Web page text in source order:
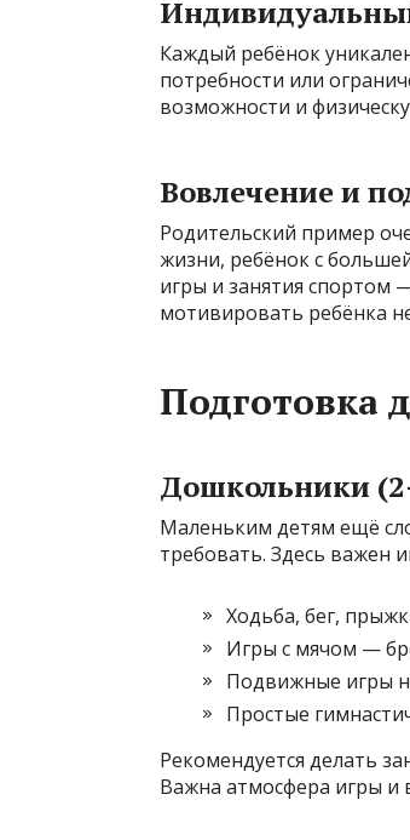
Каждый ребёнок
потребности или
возможности и
Вовлечение и
Родительский пример
жизни, ребёнок с
игры и занятия спортом
мотивировать ребёнка
Подготовка
Дошкольники
Маленьким детям ещё
требовать. Здесь важен
Ходьба, бег,
Игры с мячом —
Подвижные игры
Простые
Рекомендуется делать
Важна атмосфера игры и